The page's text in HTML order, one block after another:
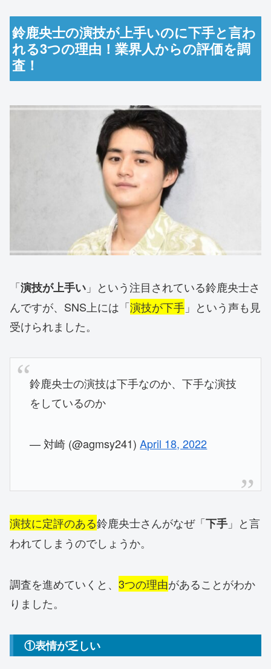
鈴鹿央士の演技が上手いのに下手と言わ
れる3つの理由！業界人からの評価を調
査！
「演技が上手い 」という注目されている鈴鹿央士さ
んですが、SNS上には「演技が下手 」という声も見
受けられました。
鈴鹿央士の演技は下手なのか、下手な演技
をしているのか
— 対崎 (@agmsy241)April 18, 2022
演技に定評のある鈴鹿央士さんがなぜ「下手 」と言
われてしまうのでしょうか。
調査を進めていくと、 3つの理由があることがわか
りました。
①表情が乏しい